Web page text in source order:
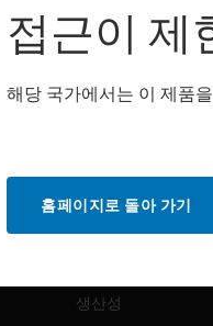
소프트웨어
자동화
생산성
접근이 제
해당 국가에서는 이 제품
홈페이지로 돌아 가기